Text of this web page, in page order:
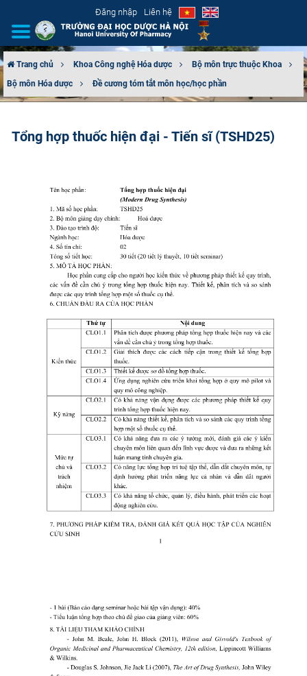
Đăng nhập Liên hệ
GIỚI THIỆU
ĐÀO TẠO
ĐẢM BẢO CHẤT LƯỢNG
KHOA HỌC CÔNG NGHỆ
CỰU NGƯỜI HỌC
Trang chủ Khoa Công nghệ Hóa dược
Bộ môn trực thuộc Khoa
Bộ môn Hóa dược
Đề cương tóm tắt môn học/học phần
Tổng hợp thuốc hiện đại - Tiến sĩ (TSHD25)